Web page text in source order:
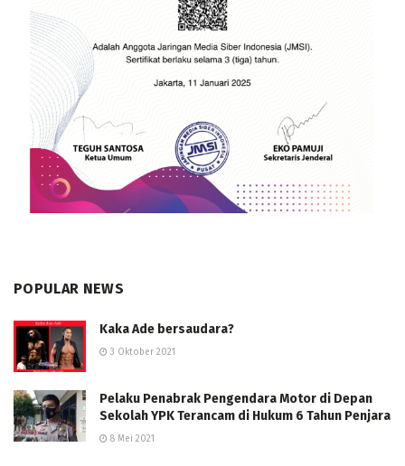
POPULAR NEWS
Kaka Ade bersaudara?
3 Oktober 2021
Pelaku Penabrak Pengendara Motor di Depan
Sekolah YPK Terancam di Hukum 6 Tahun Penjara
8 Mei 2021